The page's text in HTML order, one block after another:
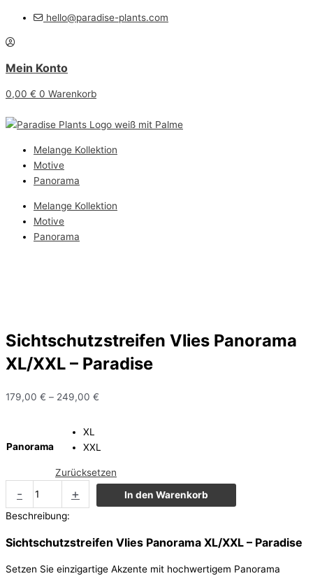
Inhalt
springen
hello@paradise-plants.com
Mein Konto
0,00 € 0 Warenkorb
Melange Kollektion
Motive
Panorama
Melange Kollektion
Motive
Panorama
Sichtschutzstreifen Vlies Panorama
XL/XXL – Paradise
179,00 € – 249,00 €
Panorama
XL
XXL
Zurücksetzen
-
Vlies
Panorama
-
Menge
+
In den Warenkorb
Beschreibung:
Sichtschutzstreifen Vlies Panorama XL/XXL – Paradise
Setzen Sie einzigartige Akzente mit hochwertigem Panorama